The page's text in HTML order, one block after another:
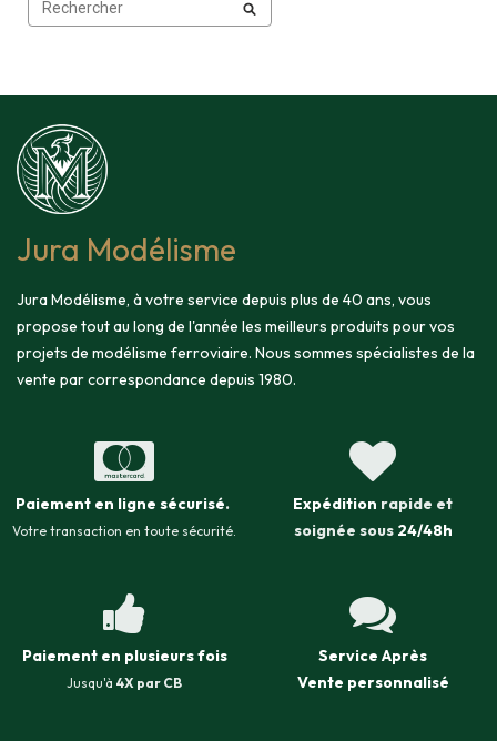
Jura Modélisme
Jura Modélisme, à votre service depuis plus de 40 ans, vous
propose tout au long de l'année les meilleurs produits pour vos
projets de modélisme ferroviaire. Nous sommes spécialistes de la
vente par correspondance depuis 1980.
Paiement en ligne sécurisé.
Votre transaction en toute sécurité.
Expédition rapide et
soignée sous 24/48h
Paiement en plusieurs fois
Jusqu'à 4X par CB
Service Après
Vente personnalisé